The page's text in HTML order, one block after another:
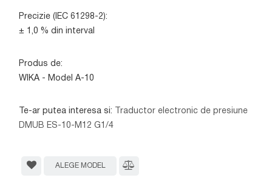
Precizie (IEC 61298-2):
± 1,0 % din interval
Produs de:
WIKA - Model A-10
Te-ar putea interesa si:
Traductor electronic de presiune
DMUB ES-10-M12 G1/4
ALEGE MODEL